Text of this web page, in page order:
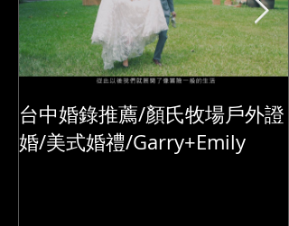
台中婚錄推薦/顏氏牧場戶外證
婚/美式婚禮/Garry+Emily